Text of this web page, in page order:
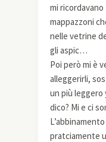
mi
mappazzoni
nelle vetrine
gli aspic…
Poi però mi è
alleggerirli,
un più leggero
dico? Mi e ci
pratciamente